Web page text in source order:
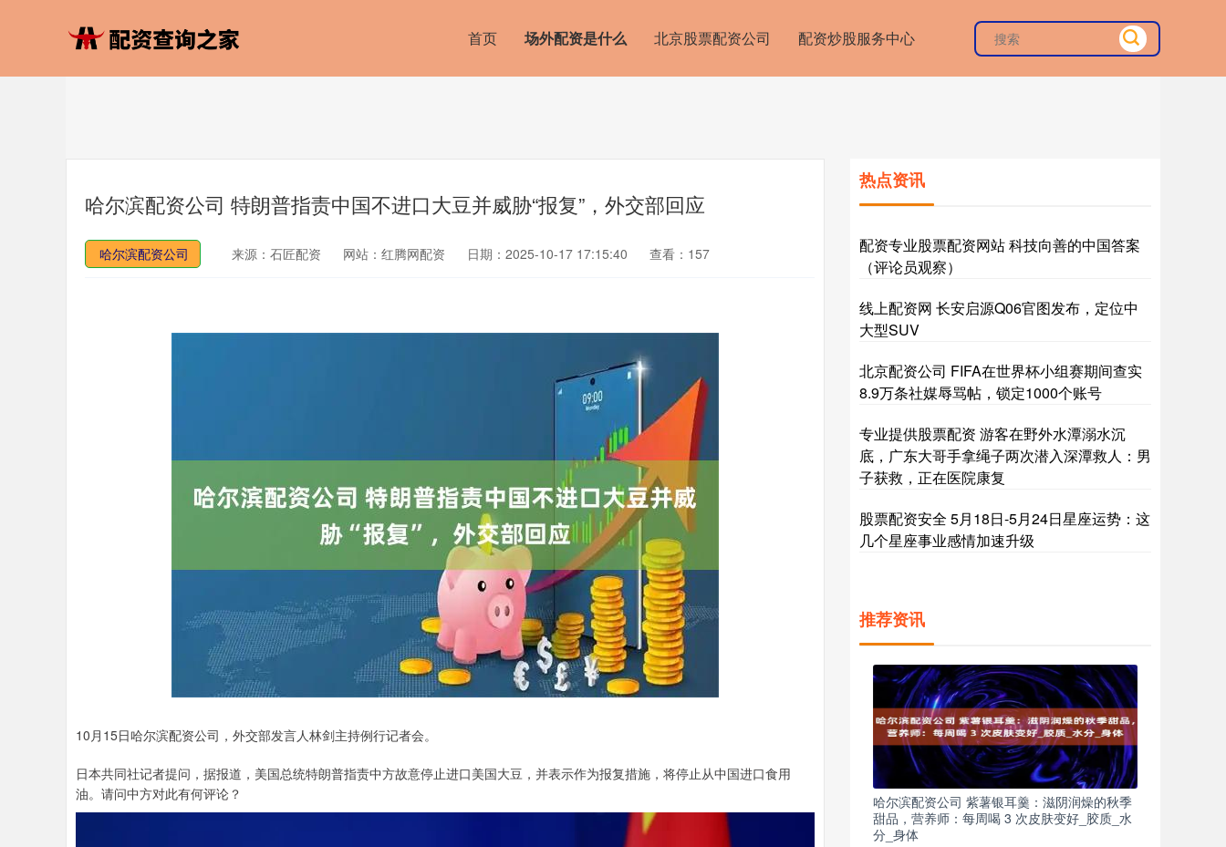
首页 场外配资是什么 北京股票配资公司 配资炒股服务中心
哈尔滨配资公司 特朗普指责中国不进口大豆并威胁“报复”，外交部回应
哈尔滨配资公司 来源：石匠配资 网站：红腾网配资 日期：2025-10-17 17:15:40 查看：157
10月15日哈尔滨配资公司，外交部发言人林剑主持例行记者会。
日本共同社记者提问，据报道，美国总统特朗普指责中方故意停止进口美国大豆，并表示作为报复措施，将停止从中国进口食用
油。请问中方对此有何评论？
热点资讯
配资专业股票配资网站 科技向善的中国答案
（评论员观察）
线上配资网 长安启源Q06官图发布，定位中
大型SUV
北京配资公司 FIFA在世界杯小组赛期间查实
8.9万条社媒辱骂帖，锁定1000个账号
专业提供股票配资 游客在野外水潭溺水沉
底，广东大哥手拿绳子两次潜入深潭救人：男
子获救，正在医院康复
股票配资安全 5月18日-5月24日星座运势：这
几个星座事业感情加速升级
推荐资讯
哈尔滨配资公司 紫薯银耳羹：滋阴润燥的秋季
甜品，营养师：每周喝 3 次皮肤变好_胶质_水
分_身体